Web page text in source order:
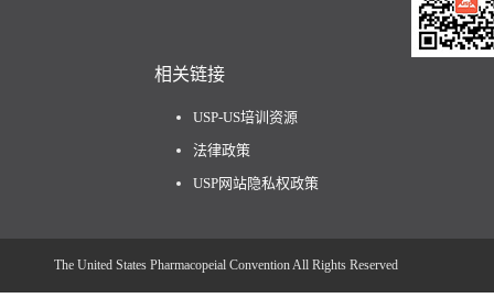
相关链接
USP-US培训资源
法律政策
USP网站隐私权政策
The United States Pharmacopeial Convention All Rights Reserved